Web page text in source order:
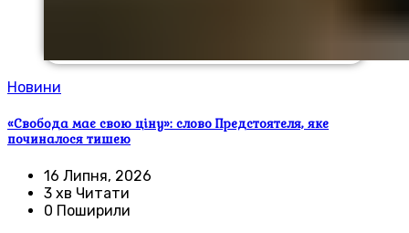
Новини
«Свобода має свою ціну»: слово Предстоятеля, яке
починалося тишею
16 Липня, 2026
3 хв Читати
0 Поширили